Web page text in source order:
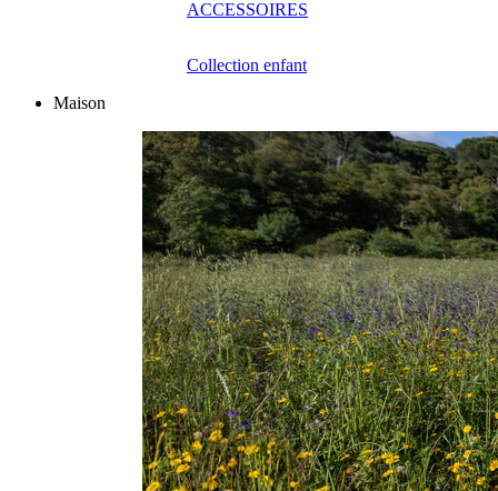
ACCESSOIRES
Collection enfant
Maison